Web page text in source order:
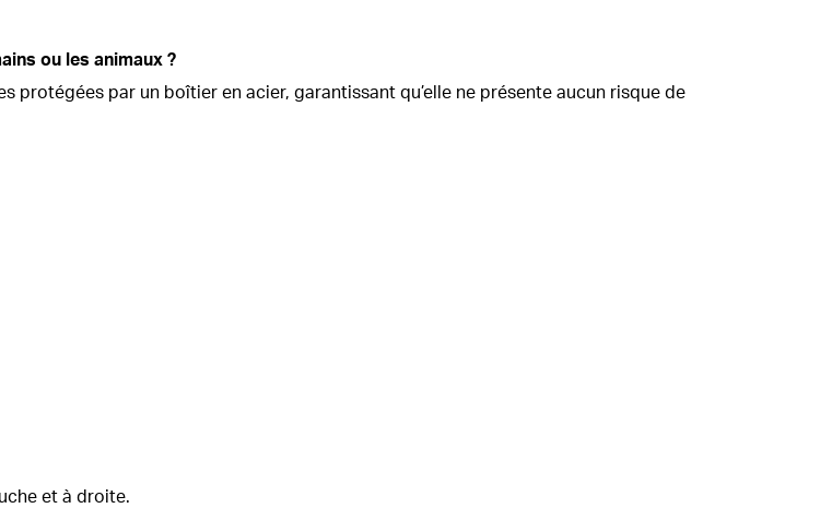
ou les animaux ?
protégées par un boîtier en acier, garantissant qu’elle ne présente aucun risque de
et à droite.